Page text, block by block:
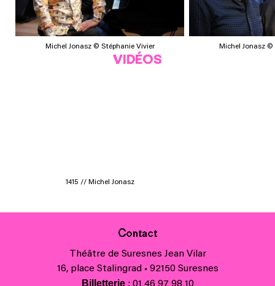
Michel Jonasz © Stéphanie Vivier Michel Jonasz ©
VIDÉOS
1415 // Michel Jonasz
Contact
Théâtre de Suresnes Jean Vilar
16, place Stalingrad • 92150 Suresnes
Billetterie